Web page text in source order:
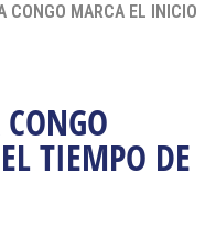
CONGO MARCA EL INICIO
TIEMPO DE